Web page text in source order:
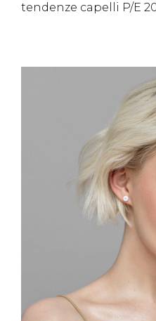
tendenze capelli P/E